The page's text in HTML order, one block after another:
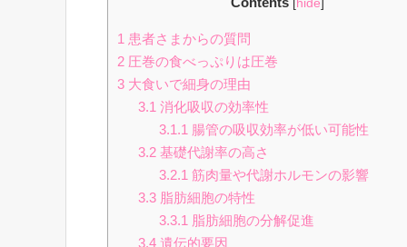
hide
1 患者さまからの質問
2 圧巻の食べっぷりは圧巻
3 大食いで細身の理由
3.1 消化吸収の効率性
3.1.1 腸管の吸収効率が低い可能性
3.2基礎代謝率の高さ
3.2.1 筋肉量や代謝ホルモンの影響
3.3脂肪細胞の特性
3.3.1 脂肪細胞の分解促進
3.4遺伝的要因